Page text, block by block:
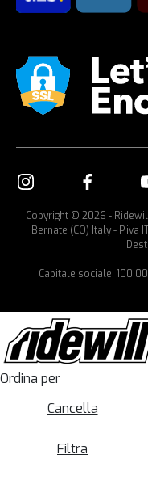
Copyright © 2026 -
Bernate (CO) Italy - P.iva
Capitale sociale:
Ordina per
Cancella
Filtra